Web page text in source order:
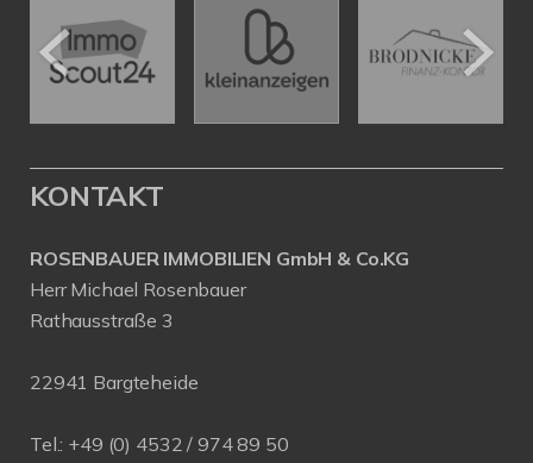
KONTAKT
ROSENBAUER IMMOBILIEN GmbH & Co.KG
Herr Michael Rosenbauer
Rathausstraße 3
22941 Bargteheide
Tel.: +49 (0) 4532 / 974 89 50